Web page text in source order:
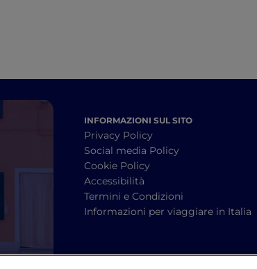
INFORMAZIONI SUL SITO
Privacy Policy
Social media Policy
Cookie Policy
Accessibilità
Termini e Condizioni
Informazioni per viaggiare in Italia